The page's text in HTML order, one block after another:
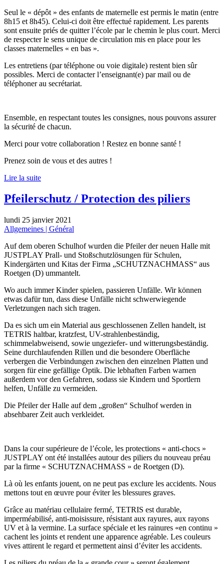
Seul le « dépôt » des enfants de maternelle est permis le matin (entre
8h15 et 8h45). Celui-ci doit être effectué rapidement. Les parents
sont ensuite priés de quitter l’école par le chemin le plus court. Merci
de respecter le sens unique de circulation mis en place pour les
classes maternelles « en bas ».
Les entretiens (par téléphone ou voie digitale) restent bien sûr
possibles. Merci de contacter l’enseignant(e) par mail ou de
téléphoner au secrétariat.
Ensemble, en respectant toutes les consignes, nous pouvons assurer
la sécurité de chacun.
Merci pour votre collaboration ! Restez en bonne santé !
Prenez soin de vous et des autres !
Lire la suite
Pfeilerschutz / Protection des piliers
lundi 25 janvier 2021
Allgemeines | Général
Auf dem oberen Schulhof wurden die Pfeiler der neuen Halle mit
JUSTPLAY Prall- und Stoßschutzlösungen für Schulen,
Kindergärten und Kitas der Firma „SCHUTZNACHMASS“ aus
Roetgen (D) ummantelt.
Wo auch immer Kinder spielen, passieren Unfälle. Wir können
etwas dafür tun, dass diese Unfälle nicht schwerwiegende
Verletzungen nach sich tragen.
Da es sich um ein Material aus geschlossenen Zellen handelt, ist
TETRIS haltbar, kratzfest, UV-strahlenbeständig,
schimmelabweisend, sowie ungeziefer- und witterungsbeständig.
Seine durchlaufenden Rillen und die besondere Oberfläche
verbergen die Verbindungen zwischen den einzelnen Platten und
sorgen für eine gefällige Optik. Die lebhaften Farben warnen
außerdem vor den Gefahren, sodass sie Kindern und Sportlern
helfen, Unfälle zu vermeiden.
Die Pfeiler der Halle auf dem „großen“ Schulhof werden in
absehbarer Zeit auch verkleidet.
Dans la cour supérieure de l’école, les protections « anti-chocs »
JUSTPLAY ont été installées autour des piliers du nouveau préau
par la firme « SCHUTZNACHMASS » de Roetgen (D).
Là où les enfants jouent, on ne peut pas exclure les accidents. Nous
mettons tout en œuvre pour éviter les blessures graves.
Grâce au matériau cellulaire fermé, TETRIS est durable,
imperméabilisé, anti-moisissure, résistant aux rayures, aux rayons
UV et à la vermine. La surface spéciale et les rainures «en continu »
cachent les joints et rendent une apparence agréable. Les couleurs
vives attirent le regard et permettent ainsi d’éviter les accidents.